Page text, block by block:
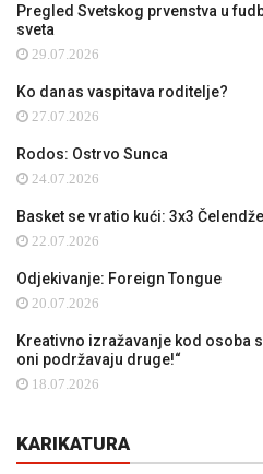
Pregled Svetskog prvenstva u
sveta
29.07.2026
Ko danas vaspitava roditelje?
27.07.2026
Rodos: Ostrvo Sunca
24.07.2026
Basket se vratio kući: 3x3
22.07.2026
Odjekivanje: Foreign Tongue
20.07.2026
Kreativno izražavanje kod osoba
oni podržavaju druge!“
18.07.2026
KARIKATURA